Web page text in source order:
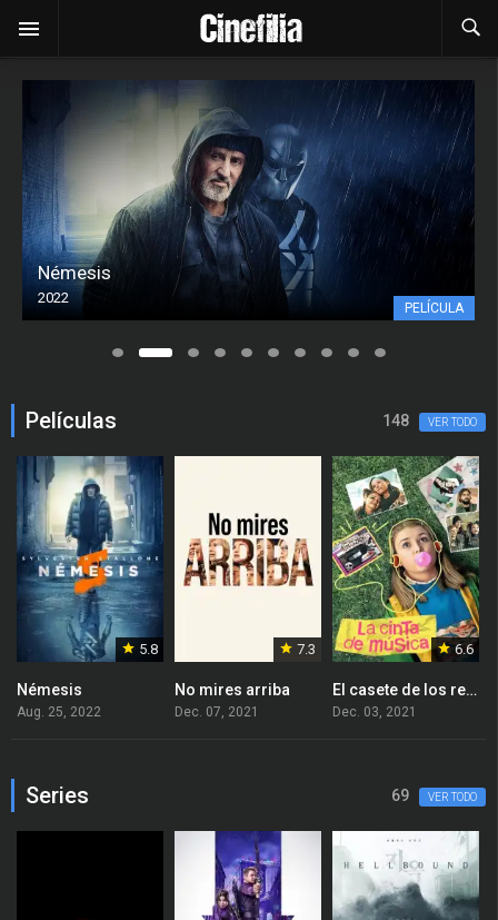
Némesis
2022
PELÍCULA
Películas 148 VER TODO
5.8
Némesis
Aug. 25, 2022
7.3
No mires arriba
Dec. 07, 2021
6.6
El casete de los recuerdos
Dec. 03, 2021
Series 69 VER TODO